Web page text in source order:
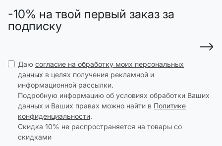
-10% на твой первый заказ за
подписку
Даю согласие на обработку моих персональных
данных в целях получения рекламной и
информационной рассылки.
Подробную информацию об условиях обработки Ваших
данных и Ваших правах можно найти в Политике
конфиденциальности.
Скидка 10% не распространяется на товары со
скидками